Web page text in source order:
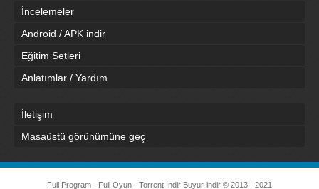
İncelemeler
Android / APK indir
Eğitim Setleri
Anlatımlar / Yardım
İletişim
Masaüstü görünümüne geç
Full Program - Full Oyun - Torrent İndir Buyur-indir © 2013 - 2021